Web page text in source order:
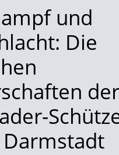
und
Die
der